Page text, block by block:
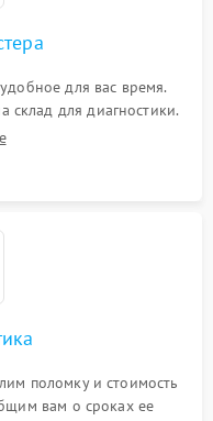
для вас время.
склад для диагностики.
поломку и стоимость
вам о сроках ее